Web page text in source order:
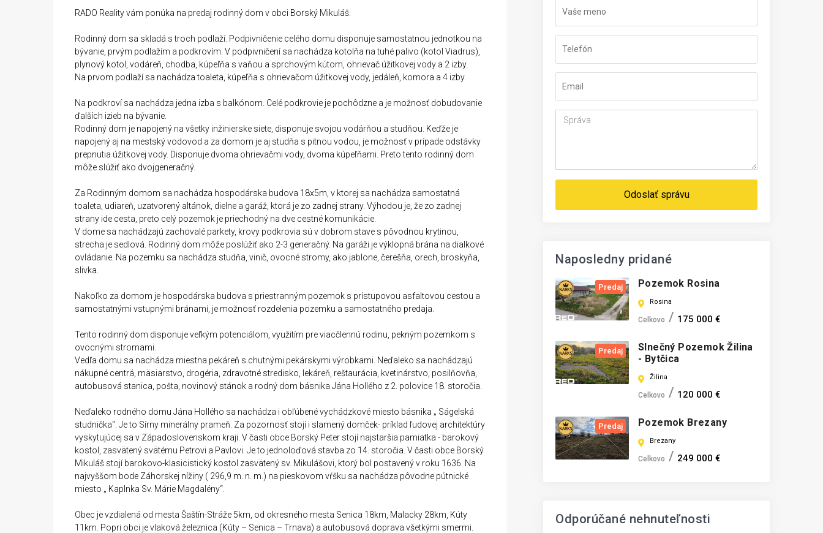
RADO Reality vám ponúka na predaj rodinný dom v obci Borský Mikuláš.
Rodinný dom sa skladá s troch podlaží. Podpivničenie celého domu disponuje samostatnou jednotkou na
bývanie, prvým podlažím a podkrovím. V podpivničení sa nachádza kotolňa na tuhé palivo (kotol Viadrus),
plynový kotol, vodáreň, chodba, kúpeľňa s vaňou a sprchovým kútom, ohrievač úžitkovej vody a 2 izby.
Na prvom podlaží sa nachádza toaleta, kúpeľňa s ohrievačom úžitkovej vody, jedáleň, komora a 4 izby.
Na podkroví sa nachádza jedna izba s balkónom. Celé podkrovie je pochôdzne a je možnosť dobudovanie
ďalších izieb na bývanie.
Rodinný dom je napojený na všetky inžinierske siete, disponuje svojou vodárňou a studňou. Keďže je
napojený aj na mestský vodovod a za domom je aj studňa s pitnou vodou, je možnosť v prípade odstávky
prepnutia úžitkovej vody. Disponuje dvoma ohrievačmi vody, dvoma kúpeľňami. Preto tento rodinný dom
môže slúžiť ako dvojgeneračný.
Za Rodinným domom sa nachádza hospodárska budova 18x5m, v ktorej sa nachádza samostatná
toaleta, udiareň, uzatvorený altánok, dielne a garáž, ktorá je zo zadnej strany. Výhodou je, že zo zadnej
strany ide cesta, preto celý pozemok je priechodný na dve cestné komunikácie.
V dome sa nachádzajú zachovalé parkety, krovy podkrovia sú v dobrom stave s pôvodnou krytinou,
strecha je sedlová. Rodinný dom môže poslúžiť ako 2-3 generačný. Na garáži je výklopná brána na dialkové
ovládanie. Na pozemku sa nachádza studňa, vinič, ovocné stromy, ako jablone, čerešňa, orech, broskyňa,
slivka.
Nakoľko za domom je hospodárska budova s priestranným pozemok s prístupovou asfaltovou cestou a
samostatnými vstupnými bránami, je možnosť rozdelenia pozemku a samostatného predaja.
Tento rodinný dom disponuje veľkým potenciálom, využitím pre viacčlennú rodinu, pekným pozemkom s
ovocnými stromami.
Vedľa domu sa nachádza miestna pekáreň s chutnými pekárskymi výrobkami. Neďaleko sa nachádzajú
nákupné centrá, mäsiarstvo, drogéria, zdravotné stredisko, lekáreň, reštaurácia, kvetinárstvo, posilňovňa,
autobusová stanica, pošta, novinový stánok a rodný dom básnika Jána Hollého z 2. polovice 18. storočia.
Neďaleko rodného domu Jána Hollého sa nachádza i obľúbené vychádzkové miesto básnika „ Ságelská
studnička“. Je to Sírny minerálny prameň. Za pozornosť stojí i slamený domček- príklad ľudovej architektúry
vyskytujúcej sa v Západoslovenskom kraji. V časti obce Borský Peter stojí najstaršia pamiatka - barokový
kostol, zasvätený svätému Petrovi a Pavlovi. Je to jednoloďová stavba zo 14. storočia. V časti obce Borský
Mikuláš stojí barokovo-klasicistický kostol zasvätený sv. Mikulášovi, ktorý bol postavený v roku 1636. Na
najvyššom bode Záhorskej nížiny ( 296,9 m. n. m.) na pieskovom vŕšku sa nachádza pôvodne pútnické
miesto „ Kaplnka Sv. Márie Magdalény“.
Obec je vzdialená od mesta Šaštín-Stráže 5km, od okresného mesta Senica 18km, Malacky 28km, Kúty
11km. Popri obci je vlaková železnica (Kúty – Senica – Trnava) a autobusová doprava všetkými smermi.
Odoslať správu
Naposledny pridané
Predaj Pozemok Rosina
Rosina
Celkovo 175 000 €
Predaj
Slnečný Pozemok Žilina
- Bytčica
Žilina
Celkovo 120 000 €
Predaj Pozemok Brezany
Brezany
Celkovo 249 000 €
Odporúčané nehnuteľnosti